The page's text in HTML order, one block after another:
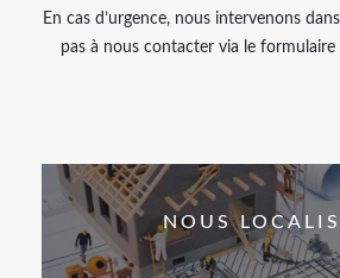
En cas d’urgence, nous intervenons
pas à nous contacter via le formulaire
NOUS